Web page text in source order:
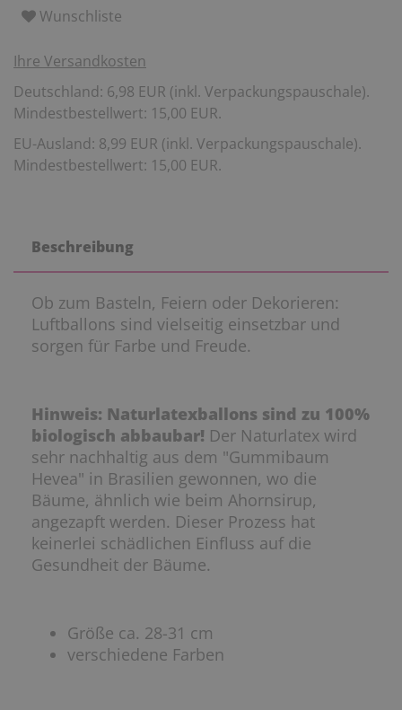
Wunschliste
Ihre Versandkosten
Deutschland: 6,98 EUR (inkl. Verpackungspauschale).
Mindestbestellwert: 15,00 EUR.
EU-Ausland: 8,99 EUR (inkl. Verpackungspauschale).
Mindestbestellwert: 15,00 EUR.
Beschreibung
Ob zum Basteln, Feiern oder Dekorieren:
Luftballons sind vielseitig einsetzbar und
sorgen für Farbe und Freude.
Hinweis: Naturlatexballons sind zu 100%
biologisch abbaubar! Der Naturlatex wird
sehr nachhaltig aus dem "Gummibaum
Hevea" in Brasilien gewonnen, wo die
Bäume, ähnlich wie beim Ahornsirup,
angezapft werden. Dieser Prozess hat
keinerlei schädlichen Einfluss auf die
Gesundheit der Bäume.
Größe ca. 28-31 cm
verschiedene Farben